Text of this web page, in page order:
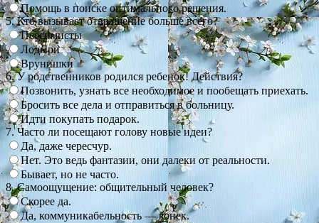
Помощь в поиске оптимального решения.
5. Кто вызывает отвращение больше всего?
Пессимисты
Лодыри
Врунишки
6. У родственников родился ребенок! Действия?
Позвонить, узнать все необходимое и пообещать приехать.
Бросить все дела и отправиться в больницу.
Идти покупать подарок.
7. Часто ли посещают голову новые идеи?
Да, даже чересчур.
Нет. Это ведь фантазии, они далеки от реальности.
Бывает, но не часто.
8. Самоощущение: общительный человек?
Скорее да.
Да, коммуникабельность — конек.